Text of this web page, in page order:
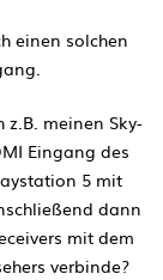
einen solchen
z.B. meinen Sky-
Eingang des
5 mit
dann
mit dem
verbinde?